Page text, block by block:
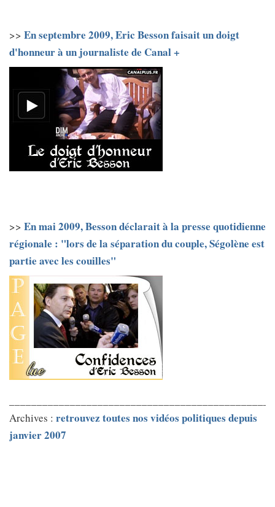
>> En septembre 2009, Eric Besson faisait un doigt
d'honneur à un journaliste de Canal +
>> En mai 2009, Besson déclarait à la presse quotidienne
régionale : "lors de la séparation du couple, Ségolène est
partie avec les couilles"
Archives : retrouvez toutes nos vidéos politiques depuis
janvier 2007